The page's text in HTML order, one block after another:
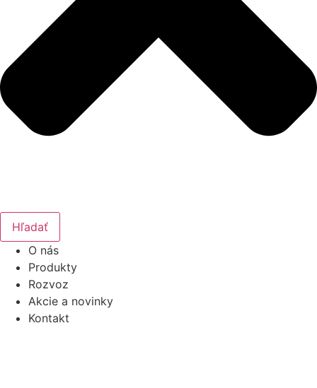
Hľadať
O nás
Produkty
Rozvoz
Akcie a novinky
Kontakt